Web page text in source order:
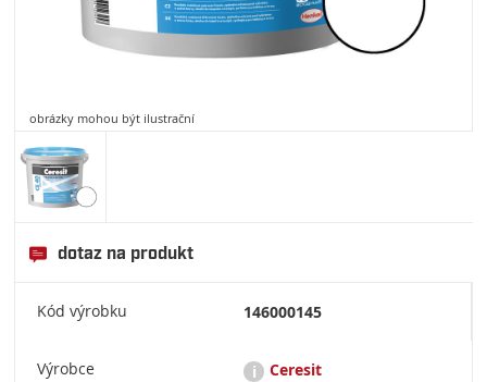
obrázky mohou být ilustrační
dotaz na produkt
Kód výrobku 146000145
Výrobce i Ceresit